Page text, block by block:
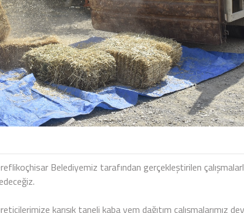
Belediyemiz tarafından gerçekleştirilen
karışık taneli kaba yem dağıtım çalışmalarımız